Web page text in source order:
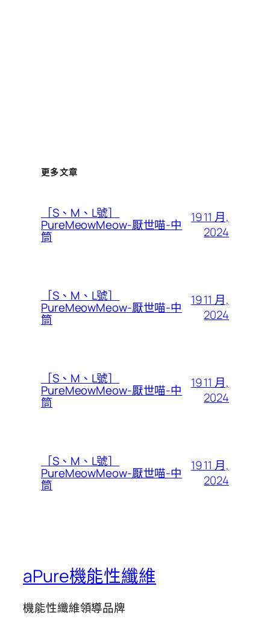
更多文章
［S、M、L號］
PureMeowMeow-厭世喵-中
筒
19 11 月,
2024
［S、M、L號］
PureMeowMeow-厭世喵-中
筒
19 11 月,
2024
［S、M、L號］
PureMeowMeow-厭世喵-中
筒
19 11 月,
2024
［S、M、L號］
PureMeowMeow-厭世喵-中
筒
19 11 月,
2024
aPure機能性纖維
機能性纖維領導品牌